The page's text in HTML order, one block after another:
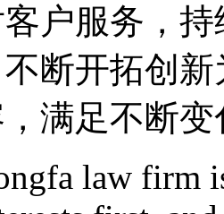
户服务，
断开拓创
满足不断
law firm